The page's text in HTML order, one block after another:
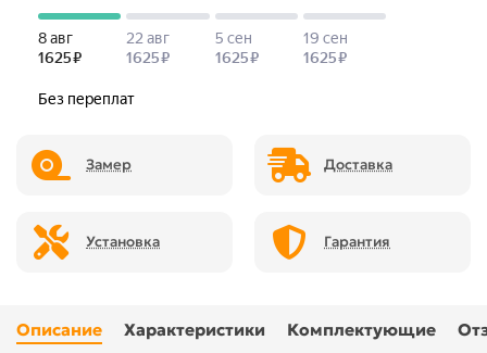
Замер Доставка
Установка Гарантия
Описание Характеристики Комплектующие